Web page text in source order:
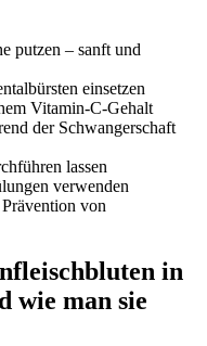
putzen – sanft und
einsetzen
Vitamin-C-Gehalt
der Schwangerschaft
lassen
verwenden
von
in
wie man sie